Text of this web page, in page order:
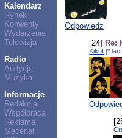
Kalendarz
Rynek
Konwenty
Wydarzenia
Telewizja
Radio
Audycje
Muzyka
Informacje
Redakcja
Współpraca
Reklama
Mecenat
Odpowiedz
[24] Re:
Kikut